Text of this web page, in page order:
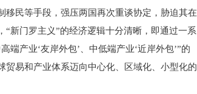
民等手段，强压两国再次重谈协定，胁迫其在
新门罗主义”的经济逻辑十分清晰，即通过一系
产业‘友岸外包’、中低端产业‘近岸外包’”的
易和产业体系迈向中心化、区域化、小型化的